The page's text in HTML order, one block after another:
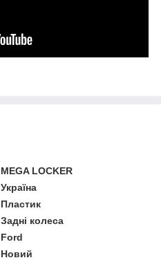
MEGA LOCKER
Україна
Пластик
Задні колеса
Ford
Новий